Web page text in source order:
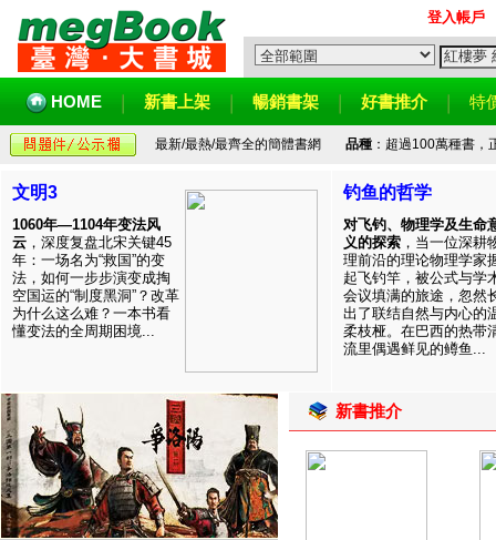
登入帳戶
HOME 新書上架 暢銷書架 好書推介 特
最新/最熱/最齊全的簡體書網 品種：超過100萬種書，
文明3
1060年—1104年变法风
云 ，深度复盘北宋关键45
年：一场名为“救国”的变
法，如何一步步演变成掏
空国运的“制度黑洞”？改革
为什么这么难？一本书看
懂变法的全周期困境...
钓鱼的哲学
对飞钓、物理学及生命
义的探索 ，当一位深耕
理前沿的理论物理学家
起飞钓竿，被公式与学
会议填满的旅途，忽然
出了联结自然与内心的
柔枝桠。在巴西的热带
流里偶遇鲜见的鳟鱼...
新書推介